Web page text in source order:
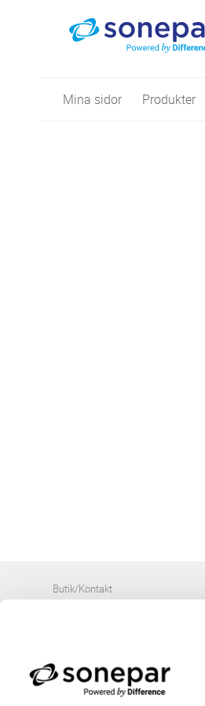
Mina sidor Produkter
Butik/Kontakt
Felanmälan
Frågor & Svar